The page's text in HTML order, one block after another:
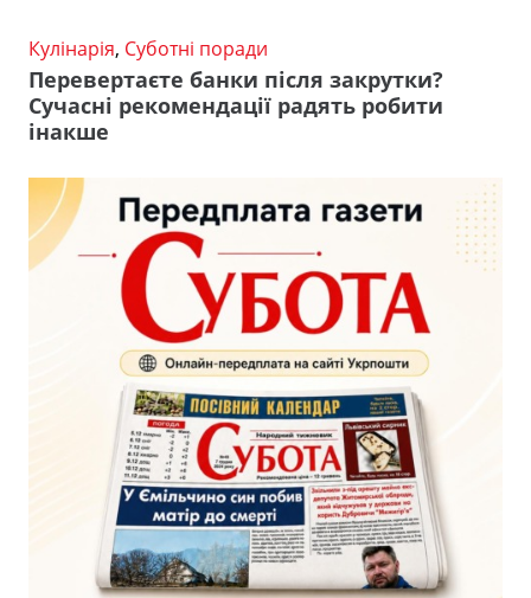
Кулінарія, Суботні поради
Перевертаєте банки після закрутки?
Сучасні рекомендації радять робити
інакше